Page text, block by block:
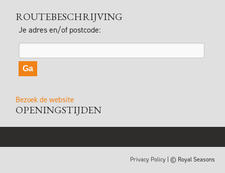
ROUTEBESCHRIJVING
Je adres en/of postcode:
Bezoek de website
OPENINGSTIJDEN
Privacy Policy | © Royal Seasons